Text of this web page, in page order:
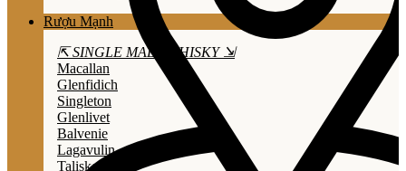
Rượu Mạnh
⇱ SINGLE MALT WHISKY ⇲
Macallan
Glenfidich
Singleton
Glenlivet
Balvenie
Lagavulin
Talisker